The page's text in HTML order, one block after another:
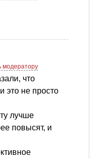
что
это не просто
лучше
повысят, и